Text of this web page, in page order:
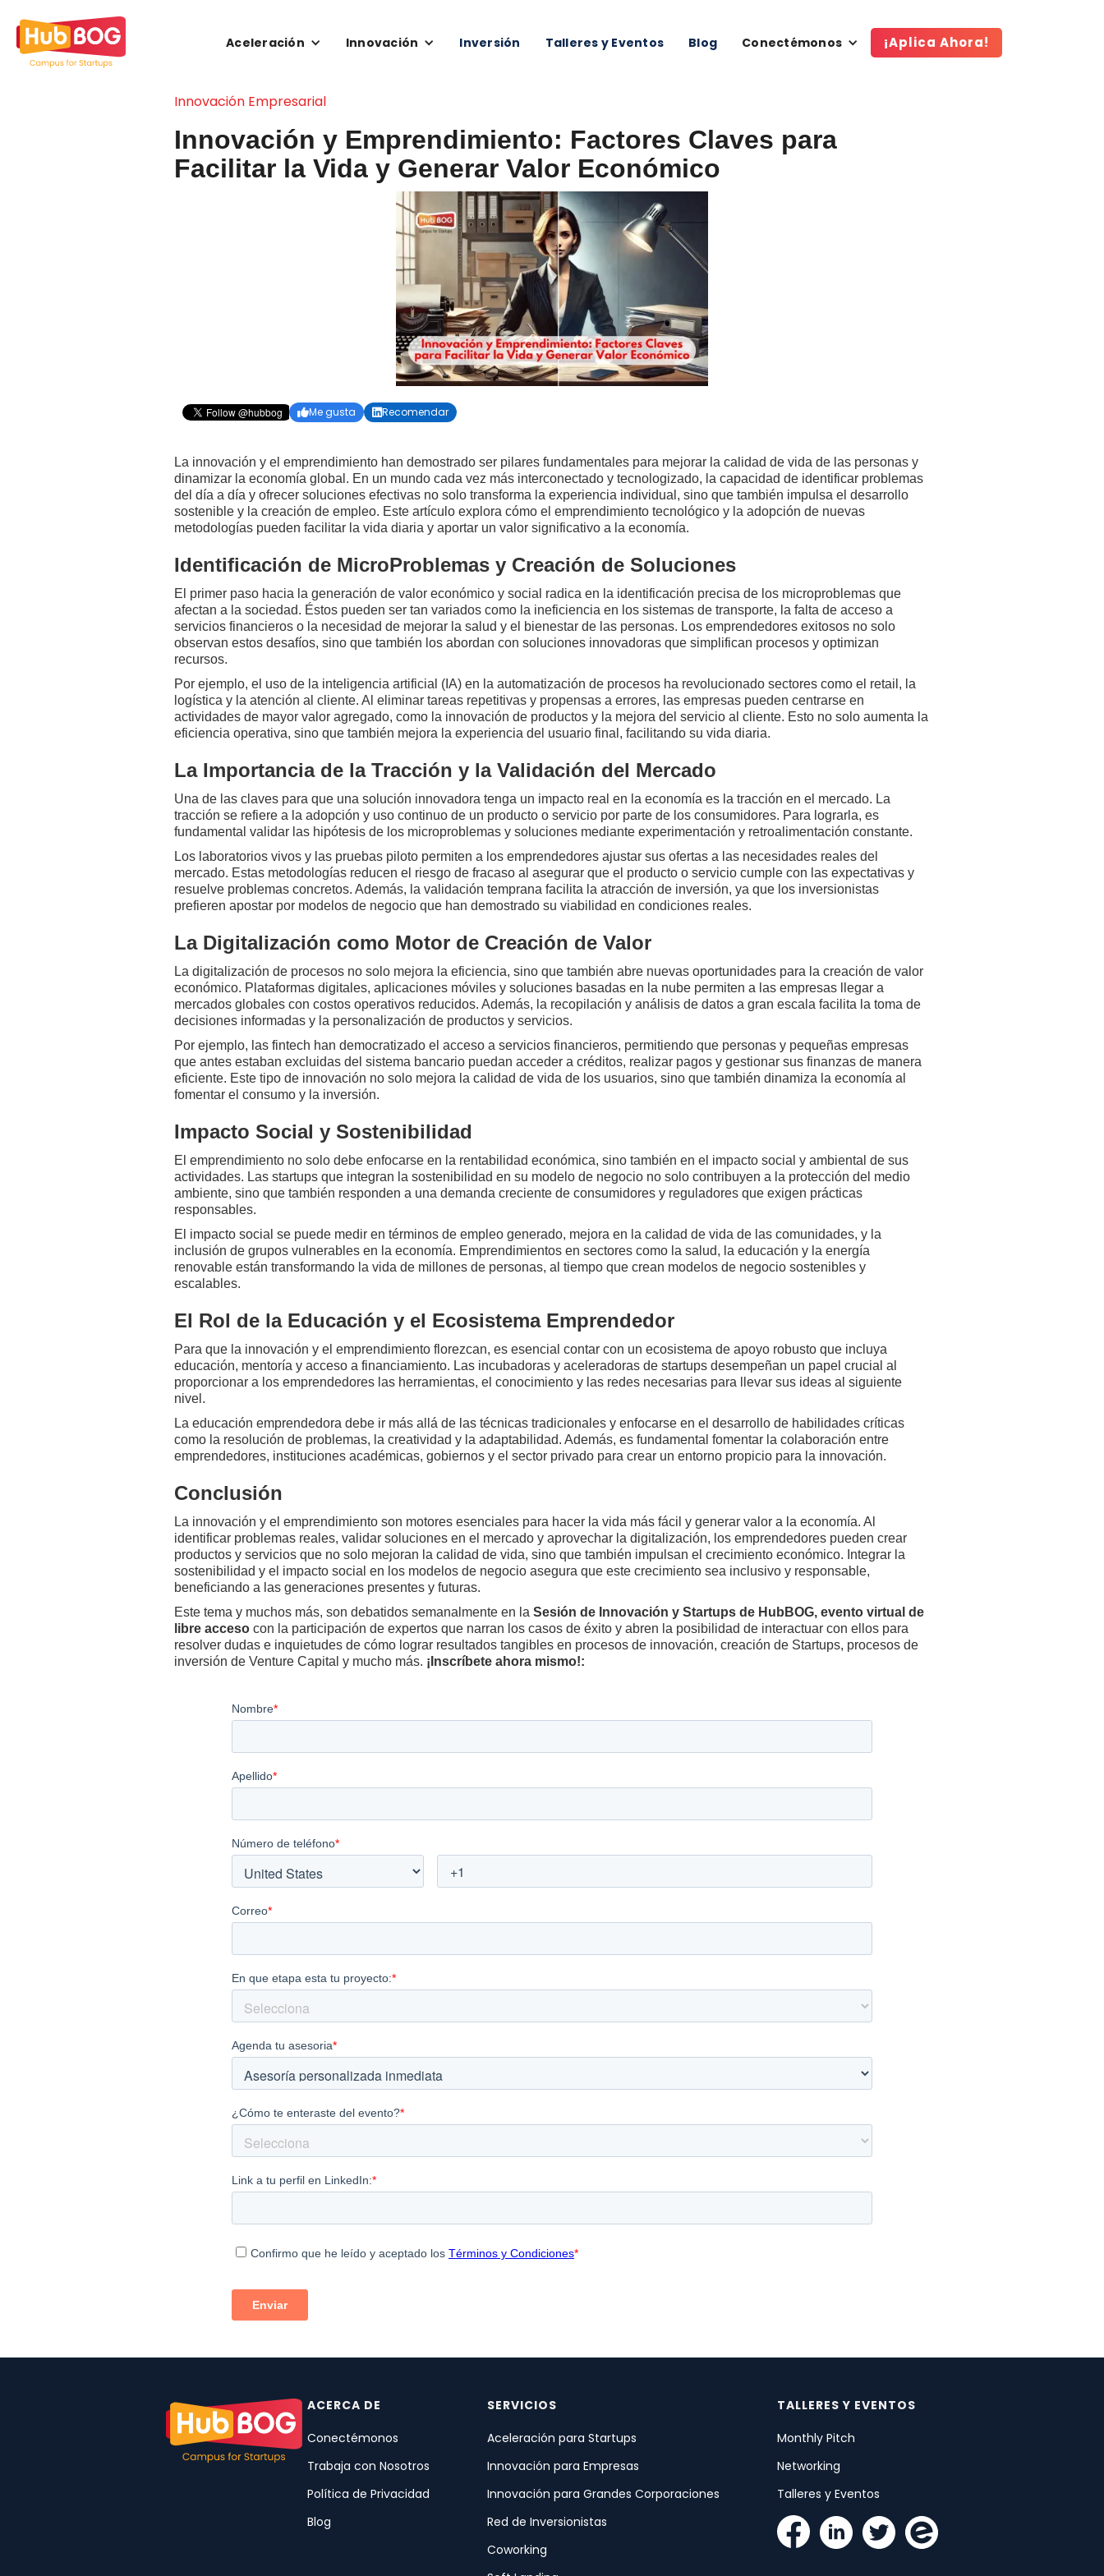
Aceleración Innovación Inversión Talleres y Eventos Blog Conectémonos ¡Aplica Ahora!
Innovación Empresarial
Innovación y Emprendimiento: Factores Claves para
Facilitar la Vida y Generar Valor Económico
Me gusta Recomendar
La innovación y el emprendimiento han demostrado ser pilares fundamentales para mejorar la calidad de vida de las personas y
dinamizar la economía global. En un mundo cada vez más interconectado y tecnologizado, la capacidad de identificar problemas
del día a día y ofrecer soluciones efectivas no solo transforma la experiencia individual, sino que también impulsa el desarrollo
sostenible y la creación de empleo. Este artículo explora cómo el emprendimiento tecnológico y la adopción de nuevas
metodologías pueden facilitar la vida diaria y aportar un valor significativo a la economía.
Identificación de MicroProblemas y Creación de Soluciones
El primer paso hacia la generación de valor económico y social radica en la identificación precisa de los microproblemas que
afectan a la sociedad. Éstos pueden ser tan variados como la ineficiencia en los sistemas de transporte, la falta de acceso a
servicios financieros o la necesidad de mejorar la salud y el bienestar de las personas. Los emprendedores exitosos no solo
observan estos desafíos, sino que también los abordan con soluciones innovadoras que simplifican procesos y optimizan
recursos.
Por ejemplo, el uso de la inteligencia artificial (IA) en la automatización de procesos ha revolucionado sectores como el retail, la
logística y la atención al cliente. Al eliminar tareas repetitivas y propensas a errores, las empresas pueden centrarse en
actividades de mayor valor agregado, como la innovación de productos y la mejora del servicio al cliente. Esto no solo aumenta la
eficiencia operativa, sino que también mejora la experiencia del usuario final, facilitando su vida diaria.
La Importancia de la Tracción y la Validación del Mercado
Una de las claves para que una solución innovadora tenga un impacto real en la economía es la tracción en el mercado. La
tracción se refiere a la adopción y uso continuo de un producto o servicio por parte de los consumidores. Para lograrla, es
fundamental validar las hipótesis de los microproblemas y soluciones mediante experimentación y retroalimentación constante.
Los laboratorios vivos y las pruebas piloto permiten a los emprendedores ajustar sus ofertas a las necesidades reales del
mercado. Estas metodologías reducen el riesgo de fracaso al asegurar que el producto o servicio cumple con las expectativas y
resuelve problemas concretos. Además, la validación temprana facilita la atracción de inversión, ya que los inversionistas
prefieren apostar por modelos de negocio que han demostrado su viabilidad en condiciones reales.
La Digitalización como Motor de Creación de Valor
La digitalización de procesos no solo mejora la eficiencia, sino que también abre nuevas oportunidades para la creación de valor
económico. Plataformas digitales, aplicaciones móviles y soluciones basadas en la nube permiten a las empresas llegar a
mercados globales con costos operativos reducidos. Además, la recopilación y análisis de datos a gran escala facilita la toma de
decisiones informadas y la personalización de productos y servicios.
Por ejemplo, las fintech han democratizado el acceso a servicios financieros, permitiendo que personas y pequeñas empresas
que antes estaban excluidas del sistema bancario puedan acceder a créditos, realizar pagos y gestionar sus finanzas de manera
eficiente. Este tipo de innovación no solo mejora la calidad de vida de los usuarios, sino que también dinamiza la economía al
fomentar el consumo y la inversión.
Impacto Social y Sostenibilidad
El emprendimiento no solo debe enfocarse en la rentabilidad económica, sino también en el impacto social y ambiental de sus
actividades. Las startups que integran la sostenibilidad en su modelo de negocio no solo contribuyen a la protección del medio
ambiente, sino que también responden a una demanda creciente de consumidores y reguladores que exigen prácticas
responsables.
El impacto social se puede medir en términos de empleo generado, mejora en la calidad de vida de las comunidades, y la
inclusión de grupos vulnerables en la economía. Emprendimientos en sectores como la salud, la educación y la energía
renovable están transformando la vida de millones de personas, al tiempo que crean modelos de negocio sostenibles y
escalables.
El Rol de la Educación y el Ecosistema Emprendedor
Para que la innovación y el emprendimiento florezcan, es esencial contar con un ecosistema de apoyo robusto que incluya
educación, mentoría y acceso a financiamiento. Las incubadoras y aceleradoras de startups desempeñan un papel crucial al
proporcionar a los emprendedores las herramientas, el conocimiento y las redes necesarias para llevar sus ideas al siguiente
nivel.
La educación emprendedora debe ir más allá de las técnicas tradicionales y enfocarse en el desarrollo de habilidades críticas
como la resolución de problemas, la creatividad y la adaptabilidad. Además, es fundamental fomentar la colaboración entre
emprendedores, instituciones académicas, gobiernos y el sector privado para crear un entorno propicio para la innovación.
Conclusión
La innovación y el emprendimiento son motores esenciales para hacer la vida más fácil y generar valor a la economía. Al
identificar problemas reales, validar soluciones en el mercado y aprovechar la digitalización, los emprendedores pueden crear
productos y servicios que no solo mejoran la calidad de vida, sino que también impulsan el crecimiento económico. Integrar la
sostenibilidad y el impacto social en los modelos de negocio asegura que este crecimiento sea inclusivo y responsable,
beneficiando a las generaciones presentes y futuras.
Este tema y muchos más, son debatidos semanalmente en la Sesión de Innovación y Startups de HubBOG, evento virtual de
libre acceso con la participación de expertos que narran los casos de éxito y abren la posibilidad de interactuar con ellos para
resolver dudas e inquietudes de cómo lograr resultados tangibles en procesos de innovación, creación de Startups, procesos de
inversión de Venture Capital y mucho más. ¡Inscríbete ahora mismo!:
ACERCA DE
Conectémonos
Trabaja con Nosotros
Política de Privacidad
Blog
SERVICIOS
Aceleración para Startups
Innovación para Empresas
Innovación para Grandes Corporaciones
Red de Inversionistas
Coworking
TALLERES Y EVENTOS
Monthly Pitch
Networking
Talleres y Eventos